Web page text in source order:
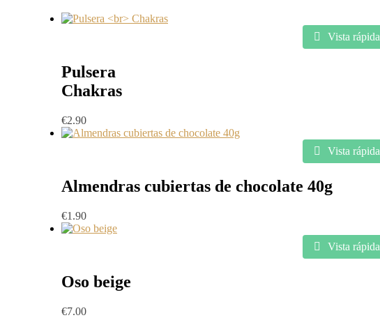
Vista rápida
Pulsera
Chakras
€2.90
Vista rápida
Almendras cubiertas de chocolate 40g
€1.90
Vista rápida
Oso beige
€7.00